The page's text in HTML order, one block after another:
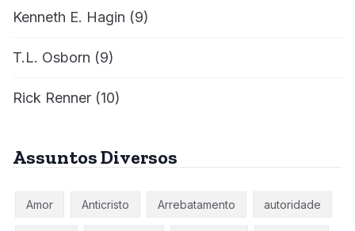
Kenneth E. Hagin (9)
T.L. Osborn (9)
Rick Renner (10)
Assuntos Diversos
Amor Anticristo Arrebatamento autoridade